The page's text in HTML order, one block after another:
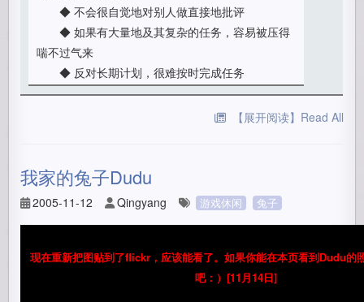
◆ 不会很自觉地对别人做直接地批评
◆ 如果有大量地及其复杂的任务，容易被压得
喘不过气来
◆ 反对长期计划，很难按时完成任务
【展开阅读】Read All
我家的兔子Dudu
2005-11-12 Qingyang 游戏休闲 兔子
现在重新把图贴到了flickr，应该能看了。如果你能在本页看到Dudu的
吧：）[11月14日]